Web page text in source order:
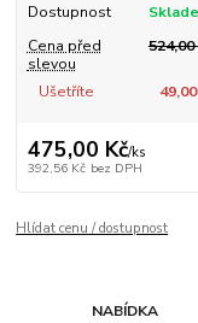
Dostupnost
Cena před
slevou
524,00
Ušetříte
475,00 Kč/ks
392,56 Kč bez DPH
Hlídat cenu / dostupnost
NABÍDKA